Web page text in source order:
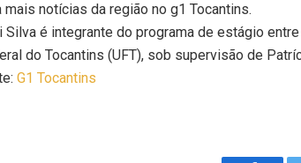
mais notícias da região no g1 Tocantins.
Silva é integrante do programa de estágio
do Tocantins (UFT), sob supervisão de
G1 Tocantins